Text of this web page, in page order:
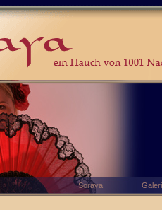
Soraya